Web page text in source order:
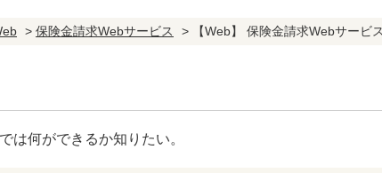
> 保険金請求Webサービス > 【Web】 保険金請求Webサービ
は何ができるか知りたい。